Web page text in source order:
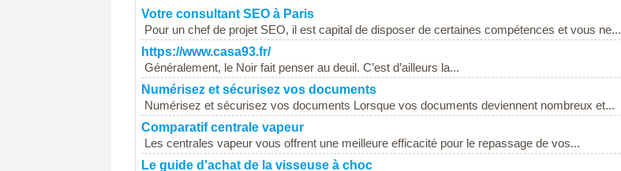
Votre consultant SEO à Paris
Pour un chef de projet SEO, il est capital de disposer de certaines compétences et vous ne...
https://www.casa93.fr/
Généralement, le Noir fait penser au deuil. C’est d’ailleurs la...
Numérisez et sécurisez vos documents
Numérisez et sécurisez vos documents Lorsque vos documents deviennent nombreux et...
Comparatif centrale vapeur
Les centrales vapeur vous offrent une meilleure efficacité pour le repassage de vos...
Le guide d'achat de la visseuse à choc